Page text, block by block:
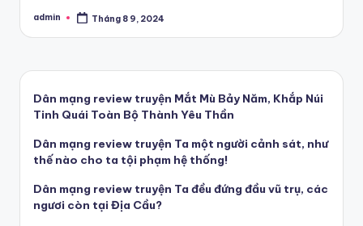
Posted
admin Tháng 8 9, 2024
Dân mạng review truyện Mắt Mù Bảy Năm, Khắp Núi
Tinh Quái Toàn Bộ Thành Yêu Thần
Dân mạng review truyện Ta một người cảnh sát, như
thế nào cho ta tội phạm hệ thống!
Dân mạng review truyện Ta đều đứng đầu vũ trụ, các
ngươi còn tại Địa Cầu?